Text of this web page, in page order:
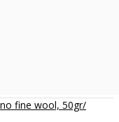
fine wool, 50gr/